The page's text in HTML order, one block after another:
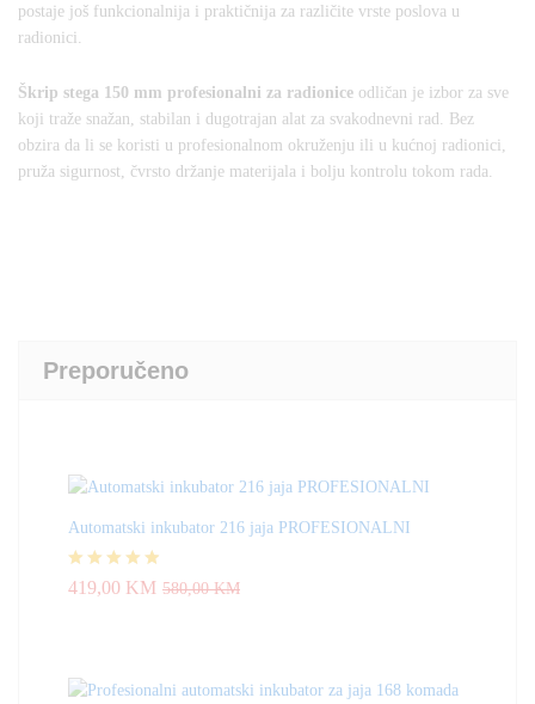
postaje još funkcionalnija i praktičnija za različite vrste poslova u
radionici.
Škrip stega 150 mm profesionalni za radionice odličan je izbor za sve
koji traže snažan, stabilan i dugotrajan alat za svakodnevni rad. Bez
obzira da li se koristi u profesionalnom okruženju ili u kućnoj radionici,
pruža sigurnost, čvrsto držanje materijala i bolju kontrolu tokom rada.
Preporučeno
Automatski inkubator 216 jaja PROFESIONALNI
Ocjenjeno
419,00 KM 580,00KM